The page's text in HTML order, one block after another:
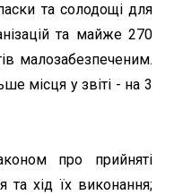
та солодощі для
та майже 270
малозабезпеченим.
місця у звіті - на 3
про прийняті
та хід їх виконання;